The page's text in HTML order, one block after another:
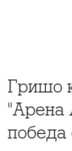
Гришо
"Арена
победа